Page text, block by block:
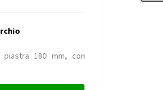
180 mm, con